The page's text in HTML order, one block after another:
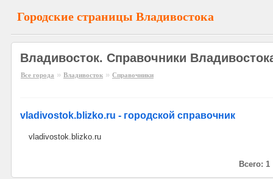
Городские страницы Владивостока
Владивосток. Справочники
Все города » Владивосток » Справочники
vladivostok.blizko.ru - городской справочник
vladivostok.blizko.ru
Всего: 1